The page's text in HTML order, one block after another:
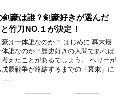
剣豪は誰？剣豪好きが選んだ
竹刀NO.１が決定！
は一体誰なのか？ はじめに 幕末最
誰なのか？歴史好きの人間であれば
えたことがあるでしょう。 ペリーが
辰戦争が終結するまでの「幕末」に
…